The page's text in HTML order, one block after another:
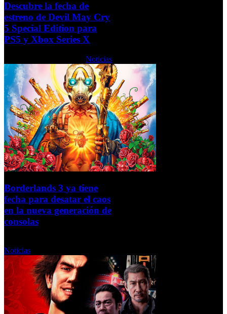
Descubre la fecha de
estreno de Devil May Cry
5 Special Edition para
PS5 y Xbox Series X
Noticias
Borderlands 3 ya tiene
fecha para desatar el caos
en la nueva generación de
consolas
Noticias